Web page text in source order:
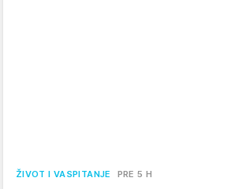
ŽIVOT I VASPITANJE PRE 5 H